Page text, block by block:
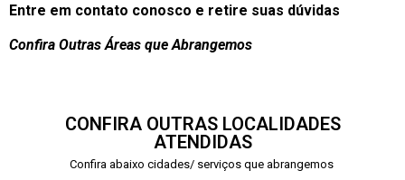
Entre em contato conosco e retire suas dúvidas
Confira Outras Áreas que Abrangemos
CONFIRA OUTRAS LOCALIDADES
ATENDIDAS
Confira abaixo cidades/ serviços que abrangemos